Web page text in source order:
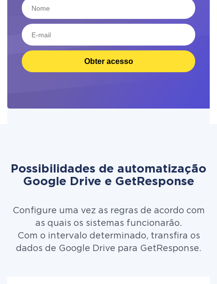
Obter acesso
Possibilidades de automatização
Google Drive e GetResponse
Configure uma vez as regras de acordo com
as quais os sistemas funcionarão.
Com o intervalo determinado, transfira os
dados de Google Drive para GetResponse.